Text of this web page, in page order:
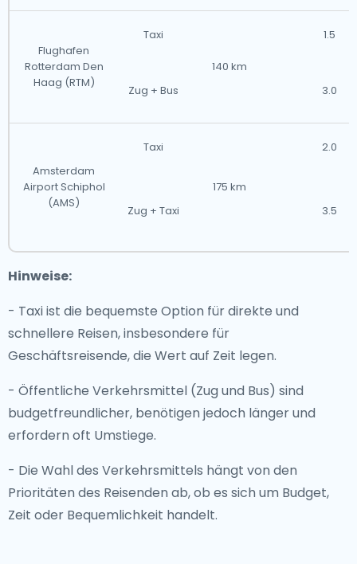
Flughafen
Rotterdam Den
Haag (RTM)
Taxi
140 km
1.5
Zug + Bus 3.0
Amsterdam
Airport Schiphol
(AMS)
Taxi
175 km
2.0
Zug + Taxi 3.5
Hinweise:
- Taxi ist die bequemste Option für direkte und
schnellere Reisen, insbesondere für
Geschäftsreisende, die Wert auf Zeit legen.
- Öffentliche Verkehrsmittel (Zug und Bus) sind
budgetfreundlicher, benötigen jedoch länger und
erfordern oft Umstiege.
- Die Wahl des Verkehrsmittels hängt von den
Prioritäten des Reisenden ab, ob es sich um Budget,
Zeit oder Bequemlichkeit handelt.